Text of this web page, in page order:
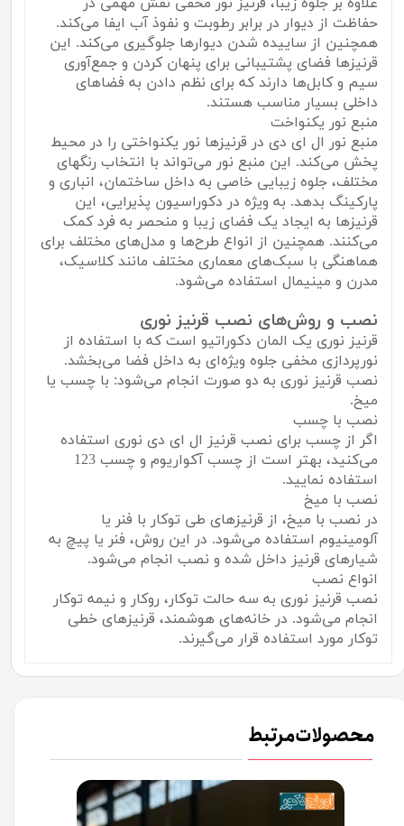
حفاظت از دیوار در برابر رطوبت و نفوذ آب ایفا می‌کند.
همچنین از ساییده شدن دیوارها جلوگیری می‌کند. این
قرنیزها فضای پشتیبانی برای پنهان کردن و جمع‌آوری
سیم‌ و کابل‌ها دارند که برای نظم دادن به فضاهای
داخلی بسیار مناسب هستند.
منبع نور یکنواخت
منبع نور ال ای دی در قرنیزها نور یکنواختی را در محیط
پخش می‌کند. این منبع نور می‌تواند با انتخاب رنگهای
مختلف، جلوه زیبایی خاصی به داخل ساختمان، انباری و
پارکینگ بدهد. به ویژه در دکوراسیون پذیرایی، این
قرنیزها به ایجاد یک فضای زیبا و منحصر به فرد کمک
می‌کنند. همچنین از انواع طرح‌ها و مدل‌های مختلف برای
هماهنگی با سبک‌های معماری مختلف مانند کلاسیک،
مدرن و مینیمال استفاده می‌شود.
نصب و روش‌های نصب قرنیز نوری
قرنیز نوری یک المان دکوراتیو است که با استفاده از
نورپردازی مخفی جلوه ویژه‌ای به داخل فضا می‌بخشد.
نصب قرنیز نوری به دو صورت انجام می‌شود: با چسب یا
میخ.
نصب با چسب
اگر از چسب برای نصب قرنیز ال ای دی نوری استفاده
می‌کنید، بهتر است از چسب آکواریوم و چسب 123
استفاده نمایید.
نصب با میخ
در نصب با میخ، از قرنیزهای طی توکار با فنر یا
آلومینیوم استفاده می‌شود. در این روش، فنر یا پیچ به
شیارهای قرنیز داخل شده و نصب انجام می‌شود.
انواع نصب
نصب قرنیز نوری به سه حالت توکار، روکار و نیمه توکار
انجام می‌شود. در خانه‌های هوشمند، قرنیزهای خطی
توکار مورد استفاده قرار می‌گیرند.
محصولات مرتبط